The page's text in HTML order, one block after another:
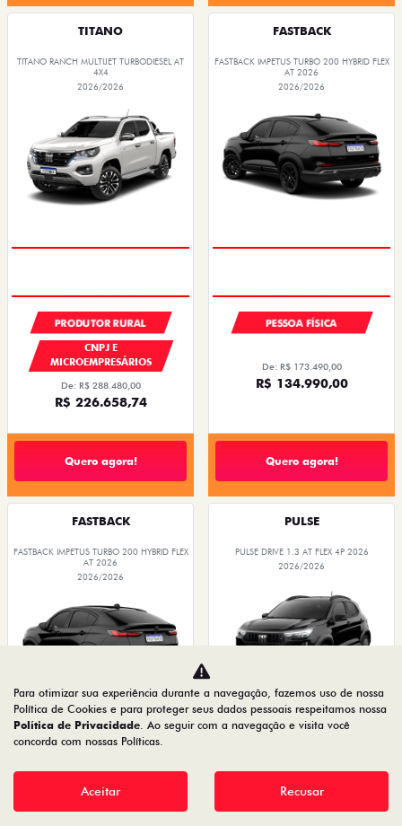
TITANO
TITANO RANCH MULTIJET TURBODIESEL AT
4X4
2026/2026
PRODUTOR RURAL
CNPJ E
MICROEMPRESÁRIOS
De: R$ 288.480,00
R$ 226.658,74
Quero agora!
FASTBACK
FASTBACK IMPETUS TURBO 200 HYBRID FLEX
AT 2026
2026/2026
PESSOA FÍSICA
De: R$ 173.490,00
R$ 134.990,00
Quero agora!
FASTBACK
FASTBACK IMPETUS TURBO 200 HYBRID FLEX
AT 2026
2026/2026
OPORTUNIDADE
PESSOA FÍSICA
PULSE
PULSE DRIVE 1.3 AT FLEX 4P 2026
2026/2026
O SUV AUTOMÁTICO MAIS
Para otimizar sua experiência durante a navegação, fazemos uso de nossa
Política de Cookies e para proteger seus dados pessoais respeitamos nossa
Política de Privacidade. Ao seguir com a navegação e visita você
concorda com nossas Políticas.
Aceitar Recusar